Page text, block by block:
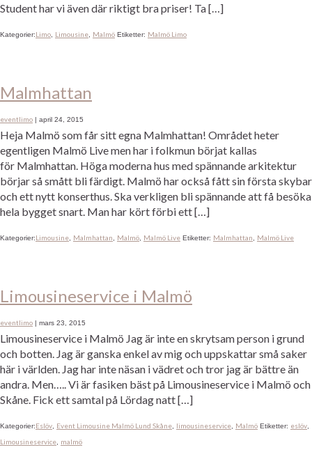
Student har vi även där riktigt bra priser! Ta […]
Kategorier:Limo Limousine Malmö Etiketter: Malmö Limo
Malmhattan
eventlimo | april 24, 2015
Heja Malmö som får sitt egna Malmhattan! Området heter
egentligen Malmö Live men har i folkmun börjat kallas
för Malmhattan. Höga moderna hus med spännande arkitektur
börjar så smått bli färdigt. Malmö har också fått sin första skybar
och ett nytt konserthus. Ska verkligen bli spännande att få besöka
hela bygget snart. Man har kört förbi ett […]
Kategorier:Limousine Malmhattan Malmö Malmö Live Etiketter: Malmhattan Malmö Live
Limousineservice i Malmö
eventlimo | mars 23, 2015
Limousineservice i Malmö Jag är inte en skrytsam person i grund
och botten. Jag är ganska enkel av mig och uppskattar små saker
här i världen. Jag har inte näsan i vädret och tror jag är bättre än
andra. Men….. Vi är fasiken bäst på Limousineservice i Malmö och
Skåne. Fick ett samtal på Lördag natt […]
Kategorier:Eslöv Event Limousine Malmö Lund Skåne limousineservice Malmö Etiketter: eslöv
Limousineservice malmö